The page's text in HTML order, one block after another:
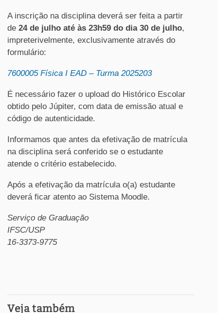
A inscrição na disciplina deverá ser feita a partir
de 24 de julho até às 23h59 do dia 30 de julho,
impreterivelmente, exclusivamente através do
formulário:
7600005 Física I EAD – Turma 2025203
É necessário fazer o upload do Histórico Escolar
obtido pelo Júpiter, com data de emissão atual e
código de autenticidade.
Informamos que antes da efetivação de matrícula
na disciplina será conferido se o estudante
atende o critério estabelecido.
Após a efetivação da matrícula o(a) estudante
deverá ficar atento ao Sistema Moodle.
Serviço de Graduação
IFSC/USP
16-3373-9775
Veja também